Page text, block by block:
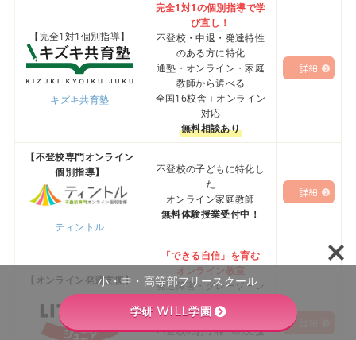
【完全1対1個別指導】
キズキ共育塾
完全1対1の個別指導で学
び直し！
不登校・中退・発達特性
のある方に特化
通塾・オンライン・家庭
教師から選べる
全国16校舎＋オンライン
対応
無料相談あり
詳細
【不登校専門オンライン
個別指導】
ティントル
不登校の子どもに特化し
た
オンライン家庭教師
無料体験授業受付中！
詳細
【オンライン発達支援】
「できる自信」を育む
オンライン教室
発達障害・グレーゾーン
徹底サポート
不登校のお子様への支援
小・中・高等部フリースクール
学研 WILL学園